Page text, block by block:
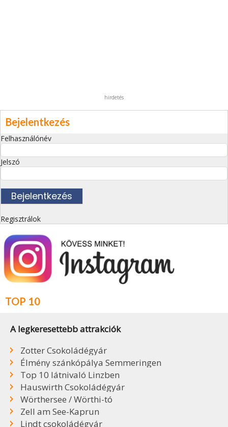
hirdetés
Bejelentkezés
Felhasználónév
Jelszó
Regisztrálok
TOP 10
A legkeresettebb attrakciók
Zotter Csokoládégyár
Élmény szánkópálya Semmeringen
Top 10 látnivaló Linzben
Hauswirth Csokoládégyár
Wörthersee / Wörthi-tó
Zell am See-Kaprun
Lindt csokoládégyár